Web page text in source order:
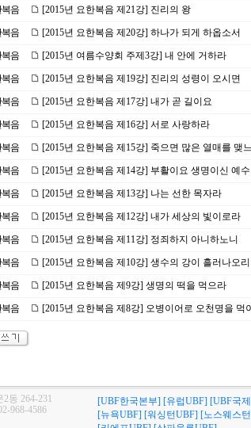
음 [2015년 요한복음 제21강] 진리의 왕
음 [2015년 요한복음 제20강] 하나가 되게 하옵소서
음 [2015년 여름수양회 주제3강] 내 안에 거하라
음 [2015년 요한복음 제19강] 진리의 성령이 오시면
음 [2015년 요한복음 제17강] 내가 곧 길이요
음 [2015년 요한복음 제16강] 서로 사랑하라
음 [2015년 요한복음 제15강] 죽으면 많은 열매를 맺
음 [2015년 요한복음 제14강] 부활이요 생명이신 예수
음 [2015년 요한복음 제13강] 나는 선한 목자라
음 [2015년 요한복음 제12강] 내가 세상의 빛이로라
음 [2015년 요한복음 제11강] 정죄하지 아니하노니
음 [2015년 요한복음 제10강] 생수의 강이 흘러나오
음 [2015년 요한복음 제9강] 생명의 떡을 먹으라
음 [2015년 요한복음 제8강] 오병이어로 오천명을 먹
동 264-231
968-4586
[UBF한국본부] [유럽UBF] [UBF국
[뉴욕UBF] [워싱턴UBF] [노스웨스